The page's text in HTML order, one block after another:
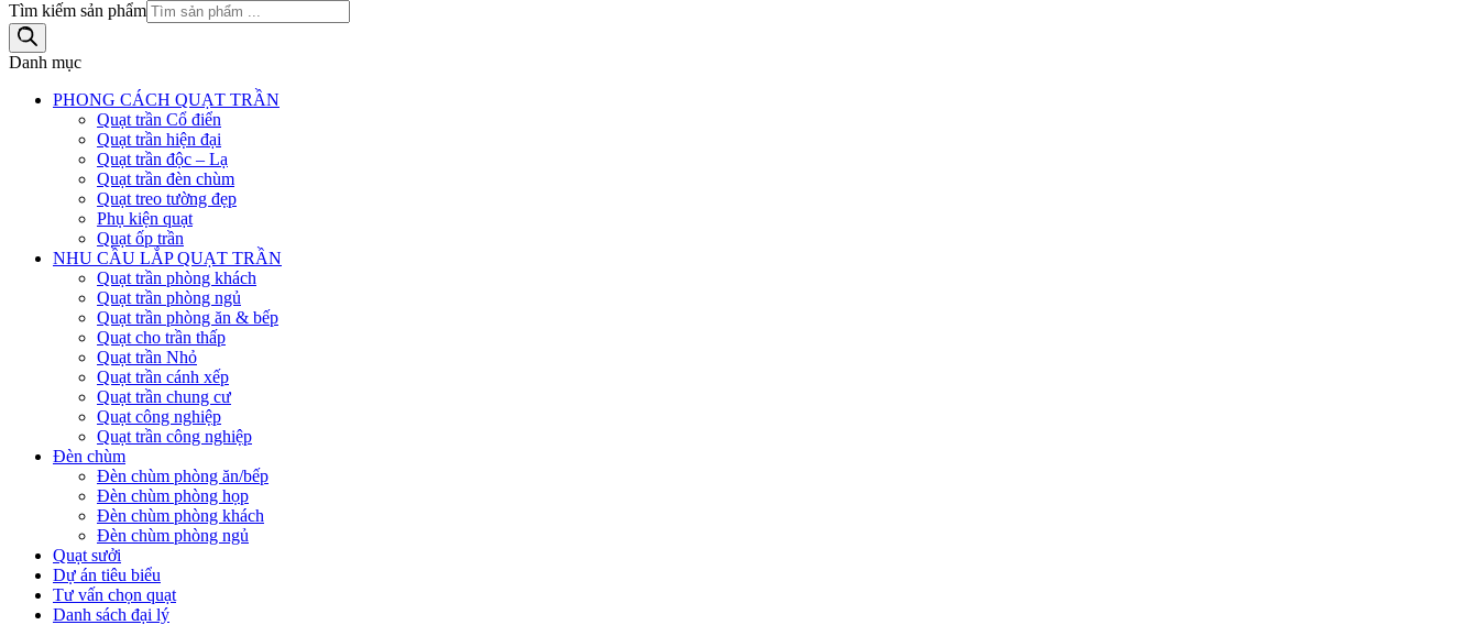
Tìm kiếm sản phẩm
Danh mục
PHONG CÁCH QUẠT TRẦN
Quạt trần Cổ điển
Quạt trần hiện đại
Quạt trần độc – Lạ
Quạt trần đèn chùm
Quạt treo tường đẹp
Phụ kiện quạt
Quạt ốp trần
NHU CẦU LẮP QUẠT TRẦN
Quạt trần phòng khách
Quạt trần phòng ngủ
Quạt trần phòng ăn & bếp
Quạt cho trần thấp
Quạt trần Nhỏ
Quạt trần cánh xếp
Quạt trần chung cư
Quạt công nghiệp
Quạt trần công nghiệp
Đèn chùm
Đèn chùm phòng ăn/bếp
Đèn chùm phòng họp
Đèn chùm phòng khách
Đèn chùm phòng ngủ
Quạt sưởi
Dự án tiêu biểu
Tư vấn chọn quạt
Danh sách đại lý